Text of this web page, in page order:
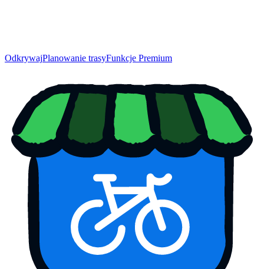
OdkrywajPlanowanie trasyFunkcje Premium